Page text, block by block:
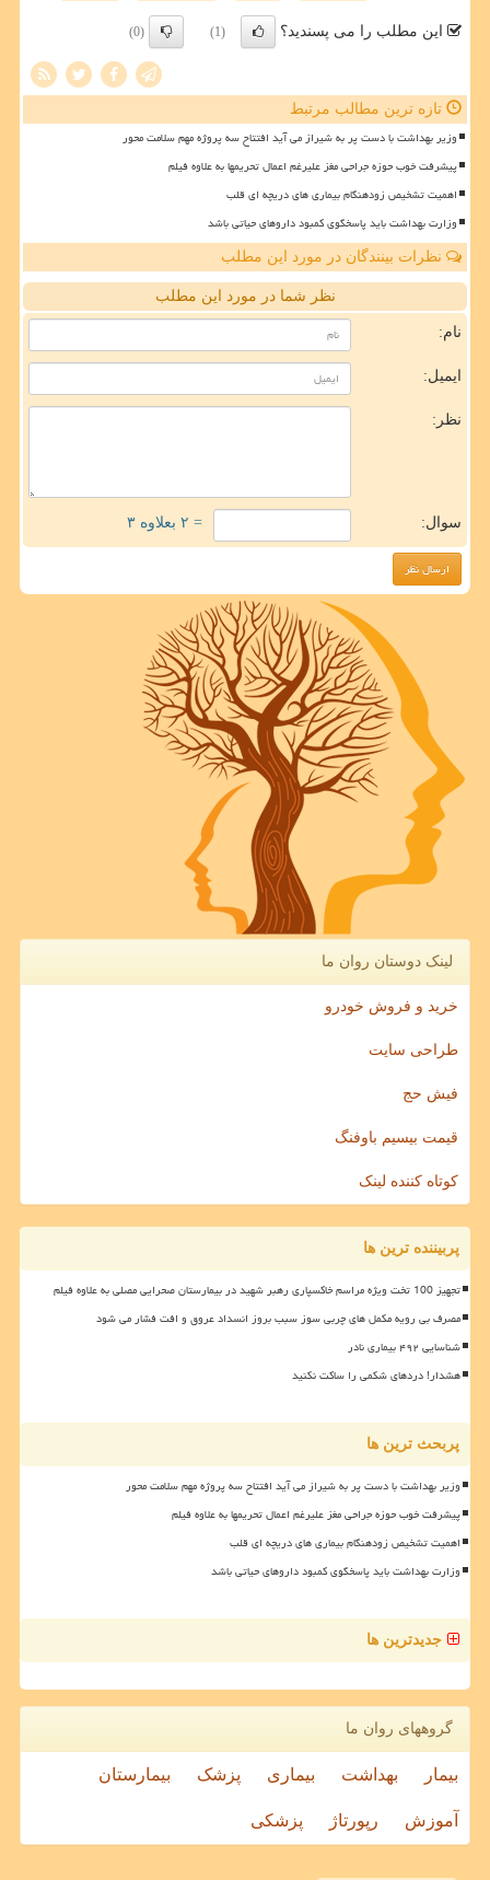
این مطلب را می پسندید؟ (1)
(0)
تازه ترین مطالب مرتبط
وزیر بهداشت با دست پر به شیراز می آید افتتاح سه پروژه مهم سلامت محور
پیشرفت خوب حوزه جراحی مغز علیرغم اعمال تحریمها به علاوه فیلم
اهمیت تشخیص زودهنگام بیماری های دریچه ای قلب
وزارت بهداشت باید پاسخگوی کمبود داروهای حیاتی باشد
نظرات بینندگان در مورد این مطلب
نظر شما در مورد این مطلب
نام:
ایمیل:
نظر:
سوال: = ۲ بعلاوه ۳
لینک دوستان روان ما
خرید و فروش خودرو
طراحی سایت
فیش حج
قیمت بیسیم باوفنگ
کوتاه کننده لینک
پربیننده ترین ها
تجهیز 100 تخت ویژه مراسم خاکسپاری رهبر شهید در بیمارستان صحرایی مصلی به علاوه فیلم
مصرف بی رویه مکمل های چربی سوز سبب بروز انسداد عروق و افت فشار می شود
شناسایی ۴۹۲ بیماری نادر
هشدار! دردهای شکمی را ساکت نکنید
پربحث ترین ها
وزیر بهداشت با دست پر به شیراز می آید افتتاح سه پروژه مهم سلامت محور
پیشرفت خوب حوزه جراحی مغز علیرغم اعمال تحریمها به علاوه فیلم
اهمیت تشخیص زودهنگام بیماری های دریچه ای قلب
وزارت بهداشت باید پاسخگوی کمبود داروهای حیاتی باشد
جدیدترین ها
گروههای روان ما
بیمار بهداشت بیماری پزشک بیمارستان
آموزش رپورتاژ پزشکی